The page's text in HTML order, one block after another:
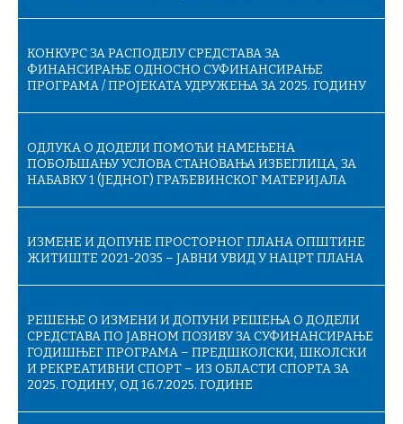
КОНКУРС ЗА РАСПОДЕЛУ СРЕДСТАВА ЗА
ФИНАНСИРАЊЕ ОДНОСНО СУФИНАНСИРАЊЕ
ПРОГРАМА / ПРОЈЕКАТА УДРУЖЕЊА ЗА 2025. ГОДИНУ
ОДЛУКА О ДОДЕЛИ ПОМОЋИ НАМЕЊЕНА
ПОБОЉШАЊУ УСЛОВА СТАНОВАЊА ИЗБЕГЛИЦА, ЗА
НАБАВКУ 1 (ЈЕДНОГ) ГРАЂЕВИНСКОГ МАТЕРИЈАЛА
ИЗМЕНЕ И ДОПУНЕ ПРОСТОРНОГ ПЛАНА ОПШТИНЕ
ЖИТИШТЕ 2021-2035 – ЈАВНИ УВИД У НАЦРТ ПЛАНА
РЕШЕЊЕ О ИЗМЕНИ И ДОПУНИ РЕШЕЊА О ДОДЕЛИ
СРЕДСТАВА ПО ЈАВНОМ ПОЗИВУ ЗА СУФИНАНСИРАЊЕ
ГОДИШЊЕГ ПРОГРАМА – ПРЕДШКОЛСКИ, ШКОЛСКИ
И РЕКРЕАТИВНИ СПОРТ – ИЗ ОБЛАСТИ СПОРТА ЗА
2025. ГОДИНУ, ОД 16.7.2025. ГОДИНЕ